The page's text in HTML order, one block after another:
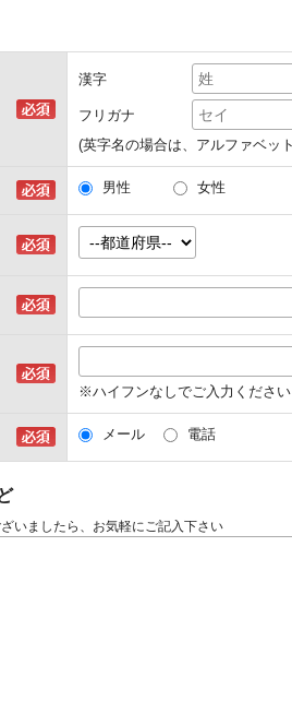
漢字
フリガナ
(英字名の場合は、アルファベッ
男性 女性
※ハイフンなしでご入力ください
メール 電話
いましたら、お気軽にご記入下さい